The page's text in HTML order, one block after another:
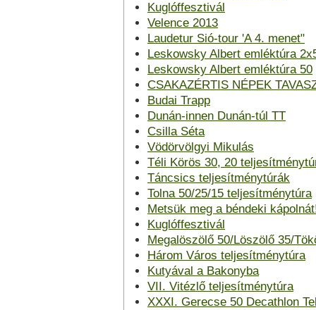
Kuglóffesztivál
Velence 2013
Laudetur Sió-tour 'A 4. menet"
Leskowsky Albert emléktúra
Leskowsky Albert emléktúra 50
CSAKAZÉRTIS NÉPEK
Budai Trapp
Dunán-innen Dunán-túl TT
Csilla Séta
Vödörvölgyi Mikulás
Téli Körös 30, 20
Táncsics teljesítménytúrák
Tolna 50/25/15 teljesítménytúra
Metsük meg a béndeki
Kuglóffesztivál
Megalöszölő 50/Löszölő 35/
Három Város teljesítménytúra
Kutyával a Bakonyba
VII. Vitézlő teljesítménytúra
XXXI. Gerecse 50 Decathlon